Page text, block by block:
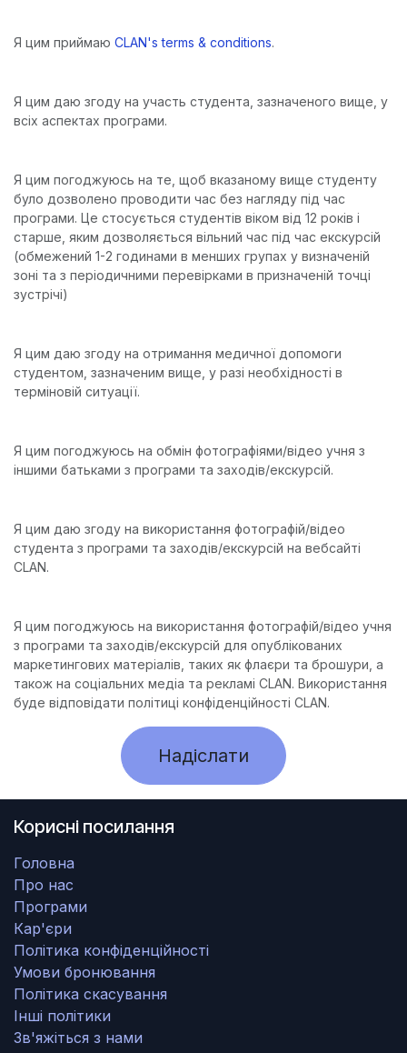
Я цим приймаю CLAN's terms & conditions.
Я цим даю згоду на участь студента, зазначеного вище, у
всіх аспектах програми.
Я цим погоджуюсь на те, щоб вказаному вище студенту
було дозволено проводити час без нагляду під час
програми. Це стосується студентів віком від 12 років і
старше, яким дозволяється вільний час під час екскурсій
(обмежений 1-2 годинами в менших групах у визначеній
зоні та з періодичними перевірками в призначеній точці
зустрічі)
Я цим даю згоду на отримання медичної допомоги
студентом, зазначеним вище, у разі необхідності в
терміновій ситуації.
Я цим погоджуюсь на обмін фотографіями/відео учня з
іншими батьками з програми та заходів/екскурсій.
Я цим даю згоду на використання фотографій/відео
студента з програми та заходів/екскурсій на вебсайті
CLAN.
Я цим погоджуюсь на використання фотографій/відео учня
з програми та заходів/екскурсій для опублікованих
маркетингових матеріалів, таких як флаєри та брошури, а
також на соціальних медіа та рекламі CLAN. Використання
буде відповідати політиці конфіденційності CLAN.
Надіслати
Корисні посилання
Головна
Про нас
Програми
Кар'єри
Політика конфіденційності
Умови бронювання
Політика скасування
Інші політики
Зв'яжіться з нами